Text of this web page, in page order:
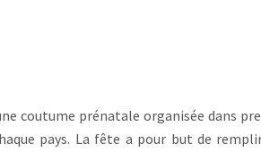
coutume prénatale organisée dans
pays. La fête a pour but de